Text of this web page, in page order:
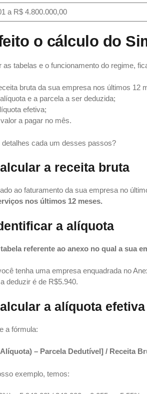
a R$ 4.800.000,00
o cálculo do
as tabelas e o funcionamento do regime,
bruta da sua empresa nos últimos 12
e a parcela a ser deduzida;
efetiva;
a pagar no mês.
cada um desses passos?
a receita bruta
ao faturamento da sua empresa no
nos últimos 12 meses.
a alíquota
referente ao anexo no qual a sua
tenha uma empresa enquadrada no
deduzir é de R$5.940.
a alíquota efetiva
a fórmula:
– Parcela Dedutível] / Receita
exemplo, temos: